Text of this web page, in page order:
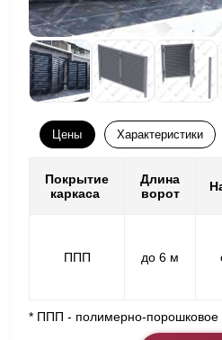
Цены Характеристики
Покрытие
каркаса
Длина
ворот
ППП до 6 м
* ППП - полимерно-порошковое